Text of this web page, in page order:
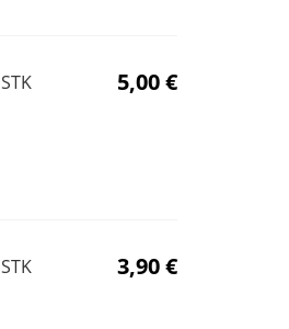
STK 5,00 €
STK 3,90 €